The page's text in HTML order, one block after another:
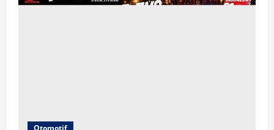
Otomotif